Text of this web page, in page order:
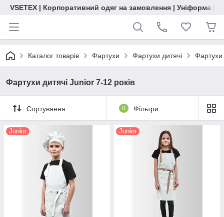
VSETEX | Корпоративний одяг на замовлення | Уніформа |
Каталог товарів Фартухи Фартухи дитячі Фартухи
Фартухи дитячі Junior 7-12 років
Сортування 0 Фільтри
Junior Junior